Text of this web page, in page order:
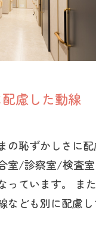
慮した動線
の恥ずかしさに
室/診察室/検査
っています。 ま
なども別に配慮